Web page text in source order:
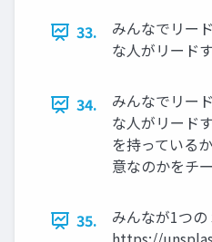
33.
みんなでリー
な人がリード
34.
みんなでリー
な人がリード
を持っている
意なのかをチ
35.
みんなが1つの